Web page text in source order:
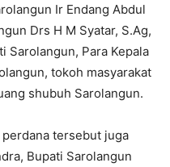
Ir Endang Abdul
Drs H M Syatar, S.Ag,
Sarolangun, Para Kepala
tokoh masyarakat
shubuh Sarolangun.
tersebut juga
Bupati Sarolangun